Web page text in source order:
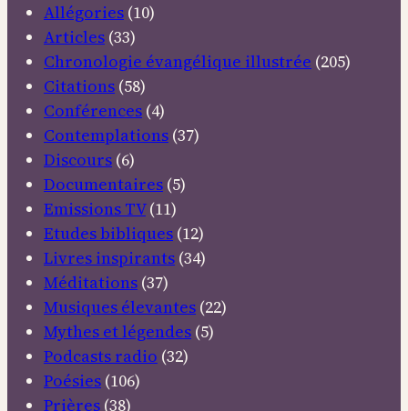
Allégories (10)
Articles (33)
Chronologie évangélique illustrée (205)
Citations (58)
Conférences (4)
Contemplations (37)
Discours (6)
Documentaires (5)
Emissions TV(11)
Etudes bibliques (12)
Livres inspirants (34)
Méditations (37)
Musiques élevantes (22)
Mythes et légendes (5)
Podcasts radio (32)
Poésies (106)
Prières (38)